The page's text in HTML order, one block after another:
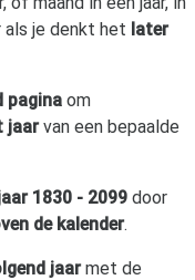
als je denkt het later
pagina om
jaarvan een bepaalde
1830 - 2099 door
de kalender.
jaarmet de